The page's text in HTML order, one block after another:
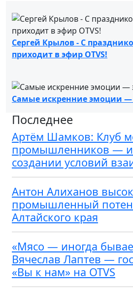
Сергей Крылов - С
приходит в эфир OTVS!
Самые искренние эмоции —
Последнее
Артём Шамков: Клуб
промышленников —
создании условий
Антон Алиханов
промышленный
Алтайского края
«Мясо — иногда
Вячеслав Лаптев —
«Вы к нам» на OTVS